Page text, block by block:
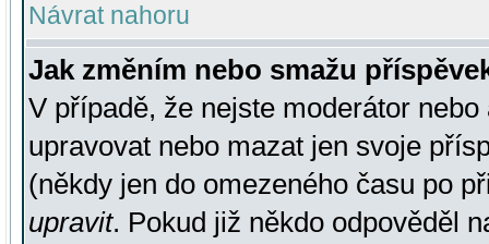
Návrat nahoru
Jak změním nebo smažu
V případě, že nejste moderátor
upravovat nebo mazat jen svoje
(někdy jen do omezeného času po
upravit. Pokud již někdo odpověděl